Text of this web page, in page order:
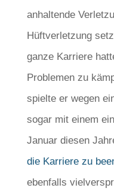
anhaltende
Hüftverletzung
ganze Karriere
Problemen zu
spielte er wegen
sogar mit einem
Januar diesen
die Karriere zu
ebenfalls